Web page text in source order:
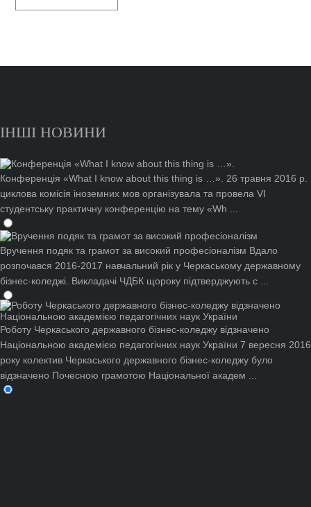
ІНШІ НОВИНИ
Конференція «What I know about this thing is …».
26 травня 2016 р.
циклова комісія іноземних мов організувала та провела VІ
студентську практичну конференцію на тему «Wh ...
Вручення подяк та грамот за високий професіоналізм Вдало
розпочався 2016-2017 навчальний рік у Черкаському державному
бізнес-коледжі. Викладачі ЧДБК щороку підтверджують с ...
Роботу Черкаського державного бізнес-коледжу відзначено
Національною академією педагогічних наук України 7 вересня 2016
року колектив Черкаського державного бізнес-коледжу було
відзначено Почесною грамотою Національної академ ...